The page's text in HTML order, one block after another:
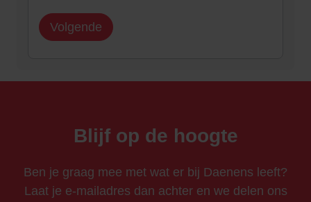
Volgende
Blijf op de hoogte
Ben je graag mee met wat er bij Daenens leeft?
Laat je e-mailadres dan achter en we delen ons